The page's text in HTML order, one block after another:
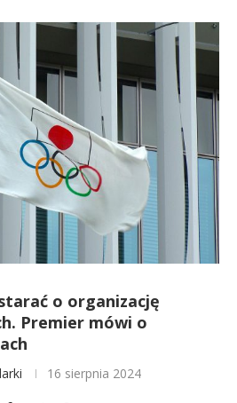
o organizację
Premier mówi o
16 sierpnia 2024